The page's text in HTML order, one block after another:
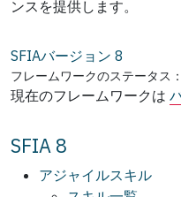
ンスを提供します。
SFIAバージョン 8
フレームワークのステータス：
現在のフレームワークは
SFIA 8
アジャイルスキル